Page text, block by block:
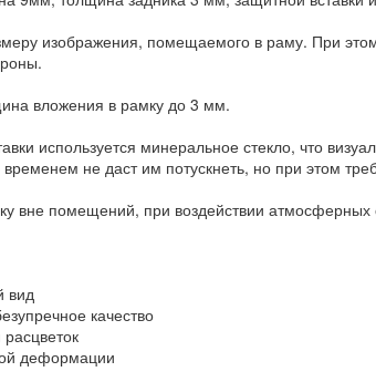
изображения, помещаемого в раму. При
вложения в рамку до 3 мм.
используется минеральное стекло, что
не даст им потускнеть, но при этом
вне помещений, при воздействии
вид
качество
деформации